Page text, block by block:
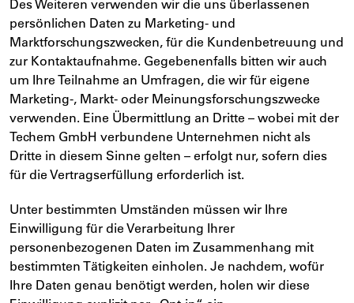
Des Weiteren verwenden wir die uns überlassenen
persönlichen Daten zu Marketing- und
Marktforschungszwecken, für die Kundenbetreuung und
zur Kontaktaufnahme. Gegebenenfalls bitten wir auch
um Ihre Teilnahme an Umfragen, die wir für eigene
Marketing-, Markt- oder Meinungsforschungszwecke
verwenden. Eine Übermittlung an Dritte – wobei mit der
Techem GmbH verbundene Unternehmen nicht als
Dritte in diesem Sinne gelten – erfolgt nur, sofern dies
für die Vertragserfüllung erforderlich ist.
Unter bestimmten Umständen müssen wir Ihre
Einwilligung für die Verarbeitung Ihrer
personenbezogenen Daten im Zusammenhang mit
bestimmten Tätigkeiten einholen. Je nachdem, wofür
Ihre Daten genau benötigt werden, holen wir diese